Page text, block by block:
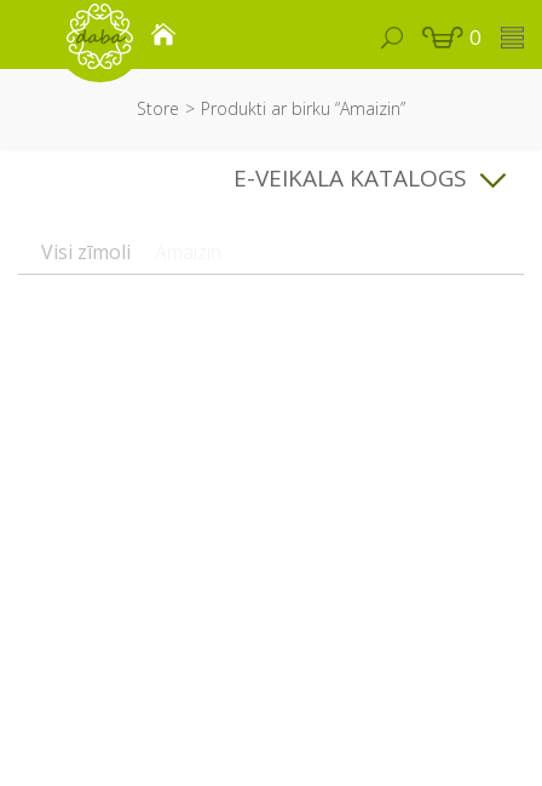
0
Store Produkti ar birku “Amaizin”
E-VEIKALA KATALOGS
Visi zīmoli